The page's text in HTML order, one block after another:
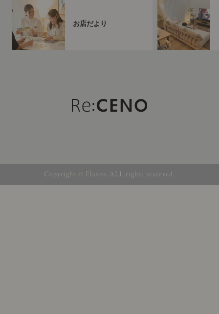
お店だより
Copyright © Flavor. ALL rights reserved.